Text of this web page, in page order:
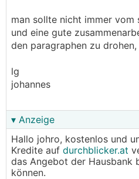
man sollte nicht immer vom
und eine gute
den paragraphen zu drohen,
lg
johannes
▾ Anzeige
Hallo johro, kostenlos und
Kredite auf durchblicker.at
das Angebot der Hausbank
können.